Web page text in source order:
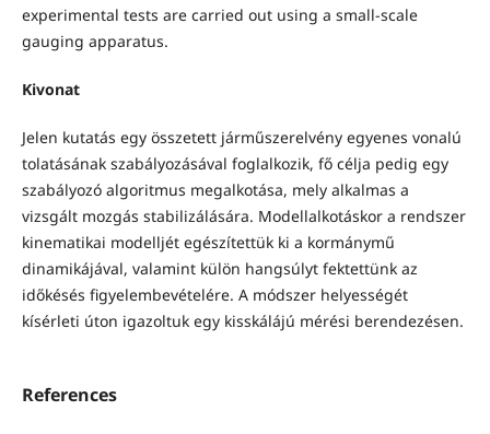
experimental tests are carried out using a small-scale
gauging apparatus.
Kivonat
Jelen kutatás egy összetett járműszerelvény egyenes vonalú
tolatásának szabályozásával foglalkozik, fő célja pedig egy
szabályozó algoritmus megalkotása, mely alkalmas a
vizsgált mozgás sta­bi­lizálására. Modellalkotáskor a rendszer
kinematikai modelljét egészítettük ki a kormánymű
dinamikájával, valamint külön hangsúlyt fektettünk az
időkésés figyelembevételére. A módszer helyességét
kísérleti úton igazoltuk egy kisskálájú mérési berendezésen.
References